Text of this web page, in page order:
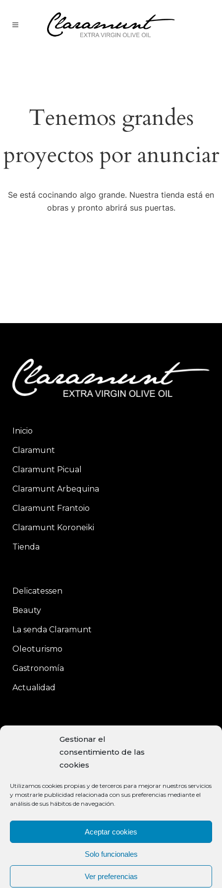
Gestionar el
consentimiento de las
cookies
Utilizamos cookies propias y de terceros para mejorar nuestros servicios
y mostrarle publicidad relacionada con sus preferencias mediante el
análisis de sus hábitos de navegación.
Aceptar cookies
Solo funcionales
Ver preferencias
Tenemos grandes
proyectos por anunciar
Se está cocinando algo grande. Nuestra tienda está en
obras y pronto abrirá sus puertas.
Inicio
Claramunt
Claramunt Picual
Claramunt Arbequina
Claramunt Frantoio
Claramunt Koroneiki
Tienda
Delicatessen
Beauty
La senda Claramunt
Oleoturismo
Gastronomía
Actualidad
C/Enrique Moreno, 15
Baeza, 23440 JAÉN
+34 953 740 113
info@aceiteclaramunt.com
MÉTODOS DE PAGO ACEPTADOS